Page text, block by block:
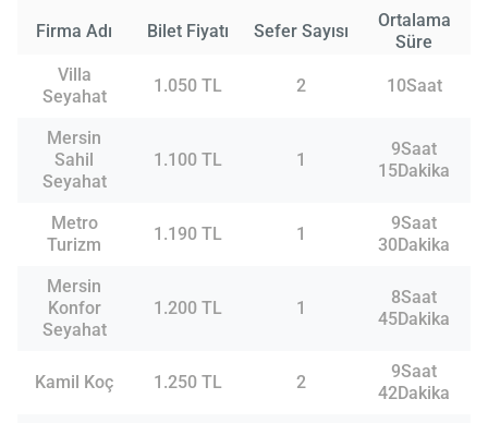
Firma Adı Bilet Fiyatı Sefer Sayısı
Ortalama
Süre
Villa
Seyahat
1.050 TL 2 10Saat
Mersin
Sahil
Seyahat
1.100 TL 1
9Saat
15Dakika
Metro
Turizm
1.190 TL 1
9Saat
30Dakika
Mersin
Konfor
Seyahat
1.200 TL 1
8Saat
45Dakika
Kamil Koç 1.250 TL 2
9Saat
42Dakika